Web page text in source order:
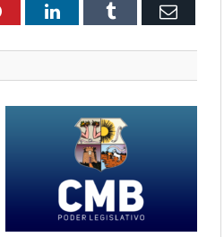
PinterestLinkedInTumblr Email